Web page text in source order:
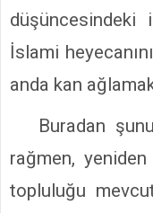
düşüncesindeki
İslami
anda kan
Buradan
rağmen,
topluluğu